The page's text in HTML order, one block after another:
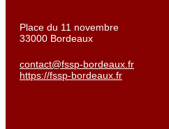
Place du 11 novembre
33000 Bordeaux
contact@fssp-bordeaux.fr
https://fssp-bordeaux.fr